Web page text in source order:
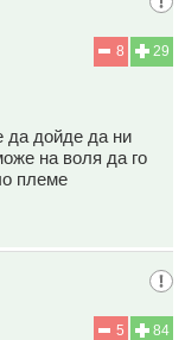
29
8
да дойде да ни
на воля да го
племе
84
5